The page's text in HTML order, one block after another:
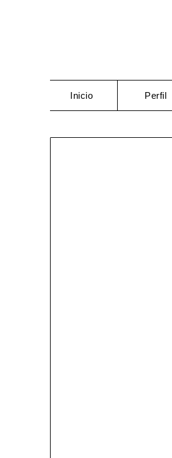
Inicio Perfil